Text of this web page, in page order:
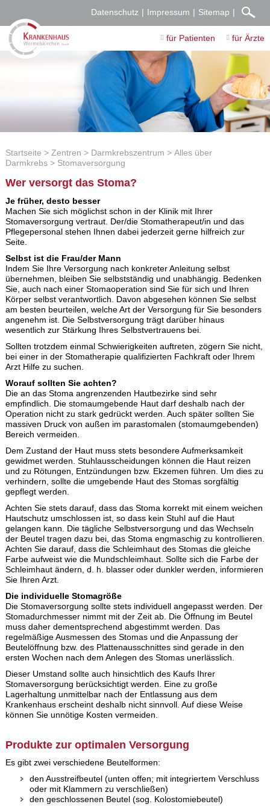
Datenschutz Impressum Sitemap
für Patienten für Ärzte
Startseite Zentren Darmkrebszentrum
Alles über
Darmkrebs
Stomaversorgung
Wer versorgt das Stoma?
Je früher, desto besser
Machen Sie sich möglichst schon in der Klinik mit Ihrer
Stomaversorgung vertraut. Der/die Stomatherapeut/in und das
Pflegepersonal stehen Ihnen dabei jederzeit gerne hilfreich zur
Seite.
Selbst ist die Frau/der Mann
Indem Sie Ihre Versorgung nach konkreter Anleitung selbst
übernehmen, bleiben Sie selbstständig und unabhängig. Bedenken
Sie, auch nach einer Stomaoperation sind Sie für sich und Ihren
Körper selbst verantwortlich. Davon abgesehen können Sie selbst
am besten beurteilen, welche Art der Versorgung für Sie besonders
angenehm ist. Die Selbstversorgung trägt darüber hinaus
wesentlich zur Stärkung Ihres Selbstvertrauens bei.
Sollten trotzdem einmal Schwierigkeiten auftreten, zögern Sie nicht,
bei einer in der Stomatherapie qualifizierten Fachkraft oder Ihrem
Arzt Hilfe zu suchen.
Worauf sollten Sie achten?
Die an das Stoma angrenzenden Hautbezirke sind sehr
empfindlich. Die stomaumgebende Haut darf deshalb nach der
Operation nicht zu stark gedrückt werden. Auch später sollten Sie
massiven Druck von außen im parastomalen (stomaumgebenden)
Bereich vermeiden.
Dem Zustand der Haut muss stets besondere Aufmerksamkeit
gewidmet werden. Stuhlausscheidungen können die Haut reizen
und zu Rötungen, Entzündungen bzw. Ekzemen führen. Um dies zu
verhindern, sollte die umgebende Haut des Stomas sorgfältig
gepflegt werden.
Achten Sie stets darauf, dass das Stoma korrekt mit einem weichen
Hautschutz umschlossen ist, so dass kein Stuhl auf die Haut
gelangen kann. Die tägliche Selbstversorgung und das Wechseln
der Beutel tragen dazu bei, das Stoma engmaschig zu kontrollieren.
Achten Sie darauf, dass die Schleimhaut des Stomas die gleiche
Farbe aufweist wie die Mundschleimhaut. Sollte sich die Farbe der
Schleimhaut ändern, d. h. blasser oder dunkler werden, informieren
Sie Ihren Arzt.
Die individuelle Stomagröße
Die Stomaversorgung sollte stets individuell angepasst werden. Der
Stomadurchmesser nimmt mit der Zeit ab. Die Öffnung im Beutel
muss daher dementsprechend abgestimmt werden. Das
regelmäßige Ausmessen des Stomas und die Anpassung der
Beutelöffnung bzw. des Plattenausschnittes sind gerade in den
ersten Wochen nach dem Anlegen des Stomas unerlässlich.
Dieser Umstand sollte auch hinsichtlich des Kaufs Ihrer
Stomaversorgung berücksichtigt werden. Eine zu große
Lagerhaltung unmittelbar nach der Entlassung aus dem
Krankenhaus erscheint deshalb nicht sinnvoll. Auf diese Weise
können Sie unnötige Kosten vermeiden.
Produkte zur optimalen Versorgung
Es gibt zwei verschiedene Beutelformen:
den Ausstreifbeutel (unten offen; mit integriertem Verschluss
oder mit Klammern zu verschließen)
den geschlossenen Beutel (sog. Kolostomiebeutel)